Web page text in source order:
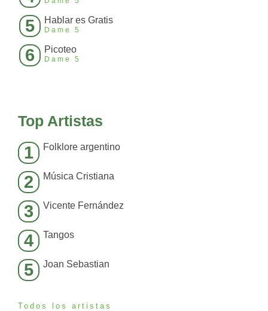
5 Hablar es Gratis
Dame 5
6 Picoteo
Dame 5
Top Artistas
1 Folklore argentino
2 Música Cristiana
3 Vicente Fernández
4 Tangos
5 Joan Sebastian
Todos los artistas